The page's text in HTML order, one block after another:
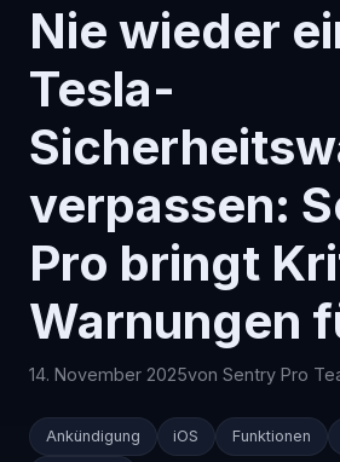
Nie wieder
Tesla-
verpassen:
Pro bringt
Warnungen
14. November 2025von Sentry Pro
Ankündigung iOS Funktionen